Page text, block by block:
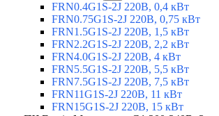
FRN0.4G1S-2J 220В, 0,4 кВт
FRN0.75G1S-2J 220В, 0,75 кВт
FRN1.5G1S-2J 220В, 1,5 кВт
FRN2.2G1S-2J 220В, 2,2 кВт
FRN4.0G1S-2J 220В, 4 кВт
FRN5.5G1S-2J 220В, 5,5 кВт
FRN7.5G1S-2J 220В, 7,5 кВт
FRN11G1S-2J 220В, 11 кВт
FRN15G1S-2J 220В, 15 кВт